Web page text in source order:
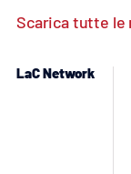
Scarica tutte le
LaC Network